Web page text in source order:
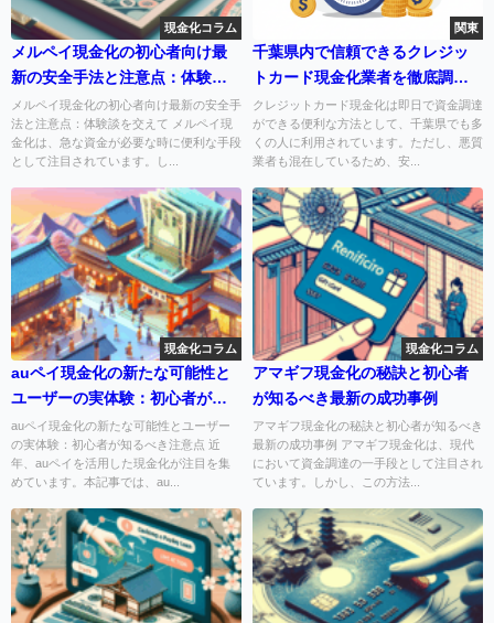
現金化コラム
メルペイ現金化の初心者向け最
新の安全手法と注意点：体験談
を交えて
メルペイ現金化の初心者向け最新の安全手
法と注意点：体験談を交えて メルペイ現
金化は、急な資金が必要な時に便利な手段
として注目されています。し...
関東
千葉県内で信頼できるクレジッ
トカード現金化業者を徹底調査
【即日入金対応】
クレジットカード現金化は即日で資金調達
ができる便利な方法として、千葉県でも多
くの人に利用されています。ただし、悪質
業者も混在しているため、安...
現金化コラム
auペイ現金化の新たな可能性と
ユーザーの実体験：初心者が知
るべき注意点
auペイ現金化の新たな可能性とユーザー
の実体験：初心者が知るべき注意点 近
年、auペイを活用した現金化が注目を集
めています。本記事では、au...
現金化コラム
アマギフ現金化の秘訣と初心者
が知るべき最新の成功事例
アマギフ現金化の秘訣と初心者が知るべき
最新の成功事例 アマギフ現金化は、現代
において資金調達の一手段として注目され
ています。しかし、この方法...